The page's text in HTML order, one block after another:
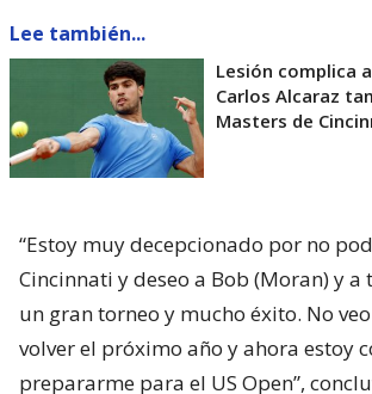
Lee también...
Lesión complica
Carlos Alcaraz
Masters de
“Estoy muy decepcionado por no
Cincinnati y deseo a Bob (Moran) y
un gran torneo y mucho éxito. No
volver el próximo año y ahora estoy
prepararme para el US Open”,